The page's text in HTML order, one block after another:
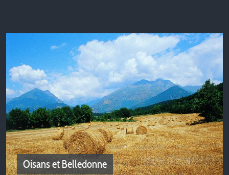
Des campings de qualité vous attendent pour des
vacances réussies en Isère
Oisans et Belledonne